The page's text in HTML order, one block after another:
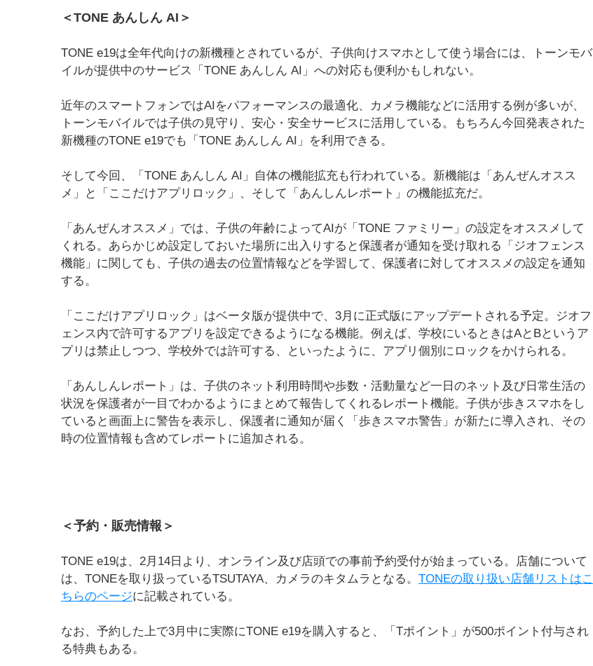
＜TONE あんしん AI＞
TONE e19は全年代向けの新機種とされているが、子供向けスマホとして使う場合には、トーンモバ
イルが提供中のサービス「TONE あんしん AI」への対応も便利かもしれない。
近年のスマートフォンではAIをパフォーマンスの最適化、カメラ機能などに活用する例が多いが、
トーンモバイルでは子供の見守り、安心・安全サービスに活用している。もちろん今回発表された
新機種のTONE e19でも「TONE あんしん AI」を利用できる。
そして今回、「TONE あんしん AI」自体の機能拡充も行われている。新機能は「あんぜんオスス
メ」と「ここだけアプリロック」、そして「あんしんレポート」の機能拡充だ。
「あんぜんオススメ」では、子供の年齢によってAIが「TONE ファミリー」の設定をオススメして
くれる。あらかじめ設定しておいた場所に出入りすると保護者が通知を受け取れる「ジオフェンス
機能」に関しても、子供の過去の位置情報などを学習して、保護者に対してオススメの設定を通知
する。
「ここだけアプリロック」はベータ版が提供中で、3月に正式版にアップデートされる予定。ジオフ
ェンス内で許可するアプリを設定できるようになる機能。例えば、学校にいるときはAとBというア
プリは禁止しつつ、学校外では許可する、といったように、アプリ個別にロックをかけられる。
「あんしんレポート」は、子供のネット利用時間や歩数・活動量など一日のネット及び日常生活の
状況を保護者が一目でわかるようにまとめて報告してくれるレポート機能。子供が歩きスマホをし
ていると画面上に警告を表示し、保護者に通知が届く「歩きスマホ警告」が新たに導入され、その
時の位置情報も含めてレポートに追加される。
＜予約・販売情報＞
TONE e19は、2月14日より、オンライン及び店頭での事前予約受付が始まっている。店舗について
は、TONEを取り扱っているTSUTAYA、カメラのキタムラとなる。 TONEの取り扱い店舗リストはこ
ちらのページに記載されている。
なお、予約した上で3月中に実際にTONE e19を購入すると、「Tポイント」が500ポイント付与され
る特典もある。